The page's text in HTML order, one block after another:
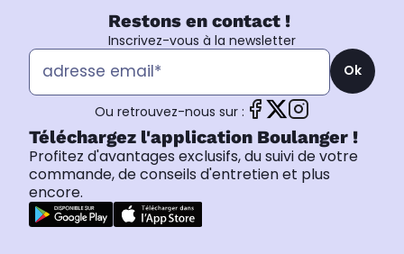
Restons en contact !
Inscrivez-vous à la newsletter
Ok
Ou retrouvez-nous sur :
Téléchargez l'application Boulanger !
Profitez d'avantages exclusifs, du suivi de votre
commande, de conseils d'entretien et plus
encore.